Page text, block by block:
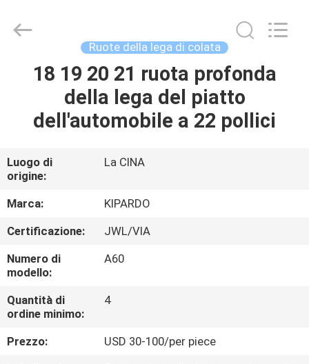
CASA
PRODOTTI
CIRCA
NOI
GIRO
DELLA
FABBRICA
CONTROLLO
DI
Rimax
Industry
Ruote della lega di colata
18 19 20 21 ruota profonda
della lega del piatto
dell'automobile a 22 pollici
Luogo di
origine:
La CINA
Marca:
KIPARDO
Certificazione:
JWL/VIA
Numero di
modello:
A60
Quantità di
ordine minimo:
4
Prezzo:
USD 30-100/per piece